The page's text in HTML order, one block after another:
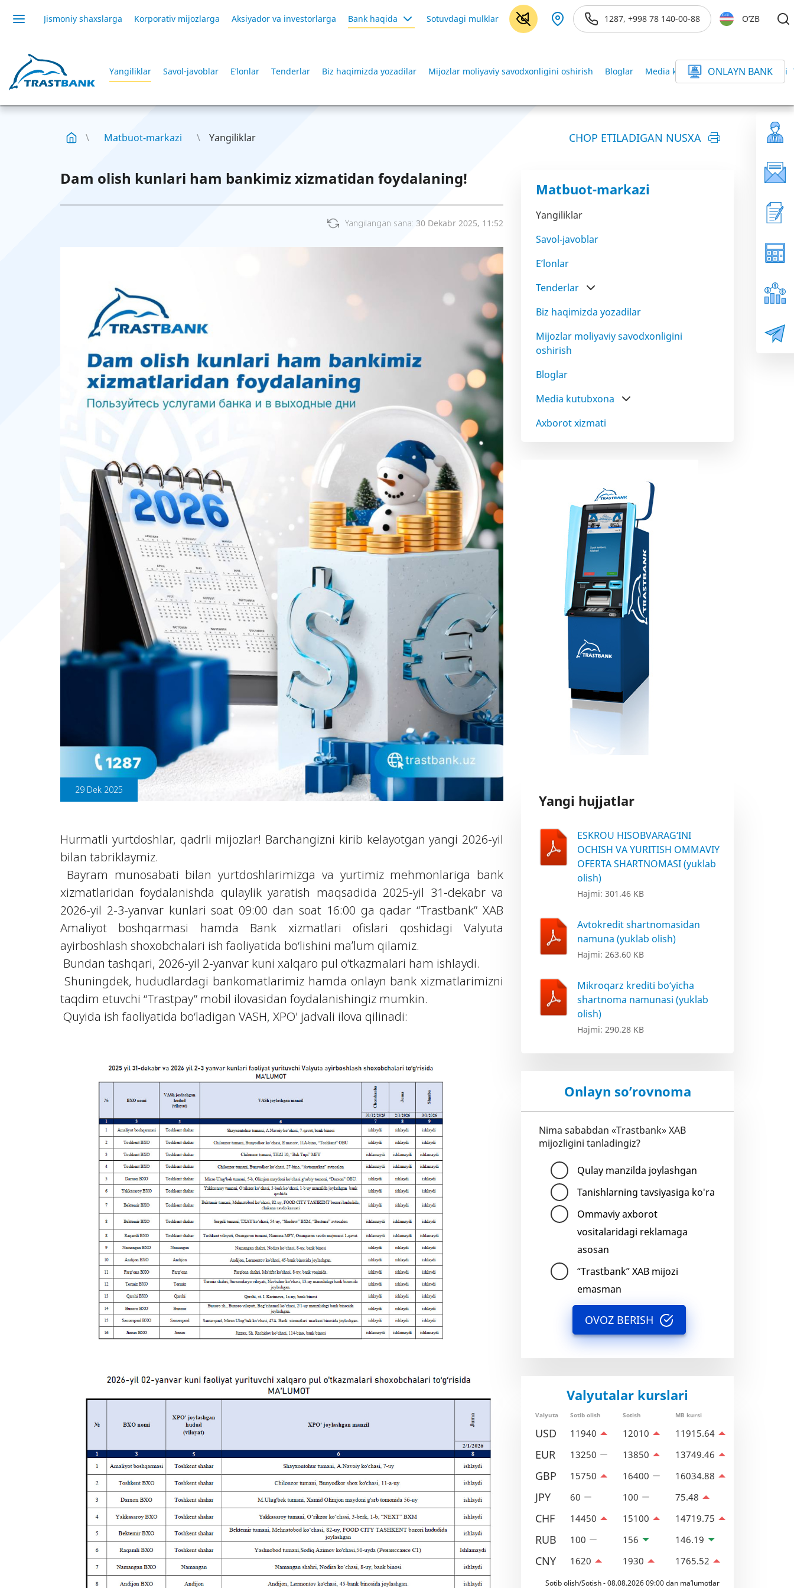
Jismoniy shaxslarga Korporativ mijozlarga Aksiyador va investorlarga Bank haqida Sotuvdagi mulklar 1287, +998 78 140-00-88 O’ZB
Yangiliklar Savol-javoblar E’lonlar Tenderlar Biz haqimizda yozadilar Mijozlar moliyaviy savodxonligini oshirish Bloglar Media kutubxona Axborot xizmati
ONLAYN BANK
Matbuot-markazi Yangiliklar CHOP ETILADIGAN NUSXA
Dam olish kunlari ham bankimiz xizmatidan foydalaning!
Yangilangan sana: 30 Dekabr 2025, 11:52
29 Dek 2025
Hurmatli yurtdoshlar, qadrli mijozlar! Barchangizni kirib kelayotgan yangi 2026-yil
bilan tabriklaymiz.
Bayram munosabati bilan yurtdoshlarimizga va yurtimiz mehmonlariga bank
xizmatlaridan foydalanishda qulaylik yaratish maqsadida 2025-yil 31-dekabr va
2026-yil 2-3-yanvar kunlari soat 09:00 dan soat 16:00 ga qadar “Trastbank” XAB
Amaliyot boshqarmasi hamda Bank xizmatlari ofislari qoshidagi Valyuta
ayirboshlash shoxobchalari ish faoliyatida bo‘lishini maʼlum qilamiz.
Bundan tashqari, 2026-yil 2-yanvar kuni xalqaro pul o‘tkazmalari ham ishlaydi.
Shuningdek, hududlardagi bankomatlarimiz hamda onlayn bank xizmatlarimizni
taqdim etuvchi “Trastpay” mobil ilovasidan foydalanishingiz mumkin.
Quyida ish faoliyatida bo‘ladigan VASH, XPO' jadvali ilova qilinadi:
Matbuot-markazi
Yangiliklar
Savol-javoblar
E’lonlar
Tenderlar
Biz haqimizda yozadilar
Mijozlar moliyaviy savodxonligini
oshirish
Bloglar
Media kutubxona
Axborot xizmati
Yangi hujjatlar
ESKROU HISOBVARAG‘INI
OCHISH VA YURITISH OMMAVIY
OFERTA SHARTNOMASI (yuklab
olish)
Hajmi: 301.46 KB
Avtokredit shartnomasidan
namuna (yuklab olish)
Hajmi: 263.60 KB
Mikroqarz krediti bo‘yicha
shartnoma namunasi (yuklab
olish)
Hajmi: 290.28 KB
Onlayn so’rovnoma
Nima sababdan «Trastbank» XAB
mijozligini tanladingiz?
Qulay manzilda joylashgan
Tanishlarning tavsiyasiga ko'ra
Ommaviy axborot
vositalaridagi reklamaga
asosan
“Trastbank” XAB mijozi
emasman
OVOZ BERISH
Valyutalar kurslari
Valyuta Sotib olish Sotish MB kursi
USD 11940 12010 11915.64
EUR 13250 13850 13749.46
GBP 15750 16400 16034.88
JPY 60 100 75.48
CHF 14450 15100 14719.75
RUB 100 156 146.19
CNY 1620 1930 1765.52
Sotib olish/Sotish - 08.08.2026 09:00 dan ma’lumotlar